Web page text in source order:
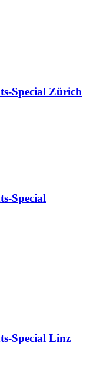
Special Zürich
Special
Special Linz